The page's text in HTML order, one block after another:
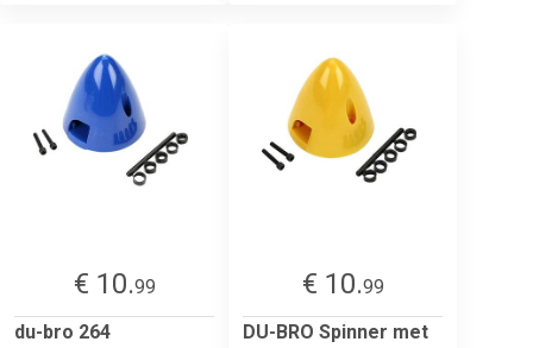
€ 10.99
du-bro 264
€ 10.99
DU-BRO Spinner met